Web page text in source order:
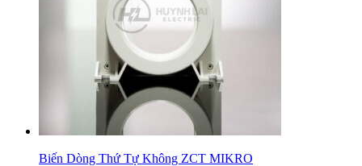
Biến Dòng Thứ Tự Không ZCT MIKRO